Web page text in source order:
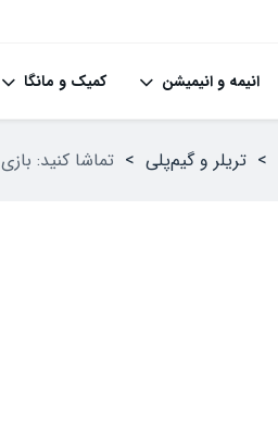
انیمه و انیمیشن کمیک و مانگا
> تریلر و گیم‌پلی > تماشا کنید: بازی Once Upon a KATAMARI معرفی شد؛ انتشار نسخه‌ای تازه در این مجموعه پس از ۱۴ سال